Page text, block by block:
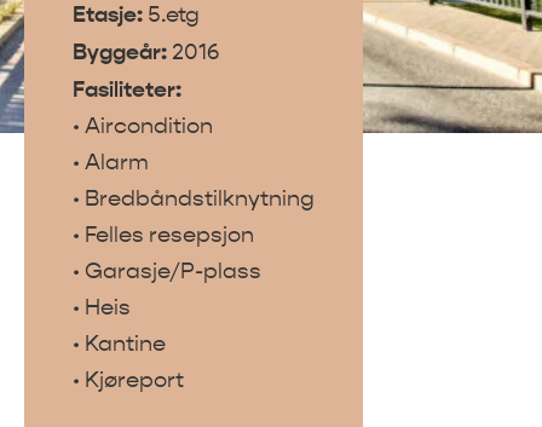
Etasje: 5.etg
Byggeår: 2016
Fasiliteter:
• Aircondition
• Alarm
• Bredbåndstilknytning
• Felles resepsjon
• Garasje/P-plass
• Heis
• Kantine
• Kjøreport